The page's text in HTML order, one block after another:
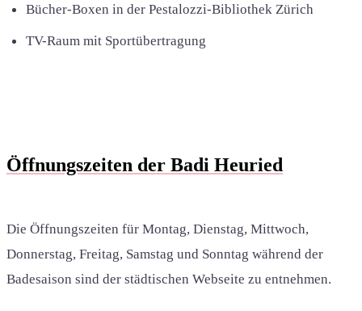
Bücher-Boxen in der Pestalozzi-Bibliothek Zürich
TV-Raum mit Sportübertragung
Öffnungszeiten der Badi Heuried
Die Öffnungszeiten für Montag, Dienstag, Mittwoch,
Donnerstag, Freitag, Samstag und Sonntag während der
Badesaison sind der städtischen Webseite zu entnehmen.